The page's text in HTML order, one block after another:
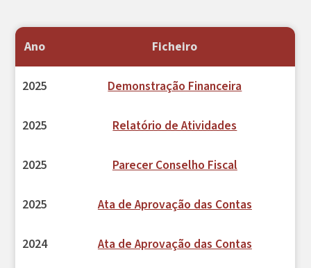
Ano Ficheiro
2025 Demonstração Financeira
2025 Relatório de Atividades
2025 Parecer Conselho Fiscal
2025 Ata de Aprovação das Contas
2024 Ata de Aprovação das Contas